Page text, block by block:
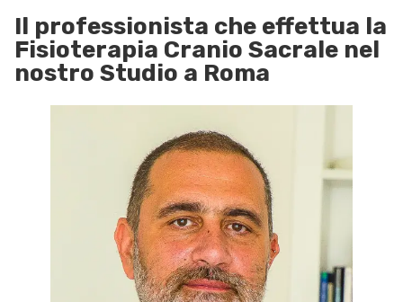
Il professionista che effettua la
Fisioterapia Cranio Sacrale nel
nostro Studio a Roma